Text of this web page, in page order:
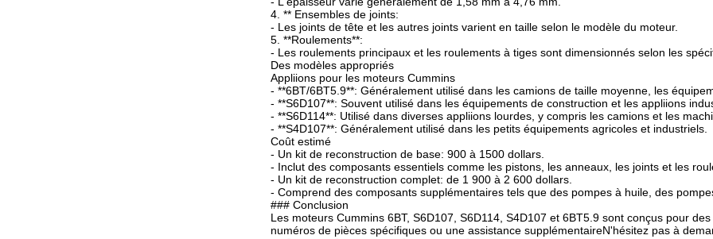
4. ** Ensembles de joints:
- Les joints de tête et les autres joints varient en taille selon le modèle du moteur.
5. **Roulements**:
- Les roulements principaux et les roulements à tiges sont dimensionnés selon les
Des modèles appropriés
Appliions pour les moteurs Cummins
- **6BT/6BT5.9**: Généralement utilisé dans les camions de taille moyenne, les
- **S6D107**: Souvent utilisé dans les équipements de construction et les appliions
- **S6D114**: Utilisé dans diverses appliions lourdes, y compris les camions et les
- **S4D107**: Généralement utilisé dans les petits équipements agricoles et industriels.
Coût estimé
- Un kit de reconstruction de base: 900 à 1500 dollars.
- Inclut des composants essentiels comme les pistons, les anneaux, les joints et les
- Un kit de reconstruction complet: de 1 900 à 2 600 dollars.
- Comprend des composants supplémentaires tels que des pompes à huile, des
### Conclusion
Les moteurs Cummins 6BT, S6D107, S6D114, S4D107 et 6BT5.9 sont conçus pour
numéros de pièces spécifiques ou une assistance supplémentaireN'hésitez pas à